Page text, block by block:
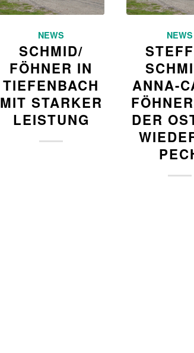
NEWS
SCHMID/
FÖHNER IN
TIEFENBACH
MIT STARKER
LEISTUNG
NEWS
ANNA-
DER